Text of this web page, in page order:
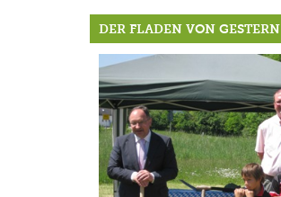
DER FLADEN VON GESTERN